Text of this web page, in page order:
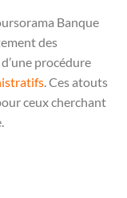
Banque
des
procédure
. Ces atouts
ceux cherchant